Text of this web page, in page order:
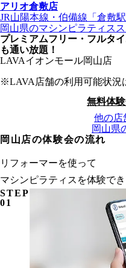
アリオ倉敷店
JR山陽本線・伯備線 「 倉敷駅
岡山県のマシンピラティス
プレミアムフリー・フルタ
も通い放題！
LAVAイオンモール岡山店
※LAVA店舗の利用可能状況
無料体
他の店
岡山県
岡山店の体験会の流れ
リフォーマーを使って
マシンピラティスを体験でき
STEP
01